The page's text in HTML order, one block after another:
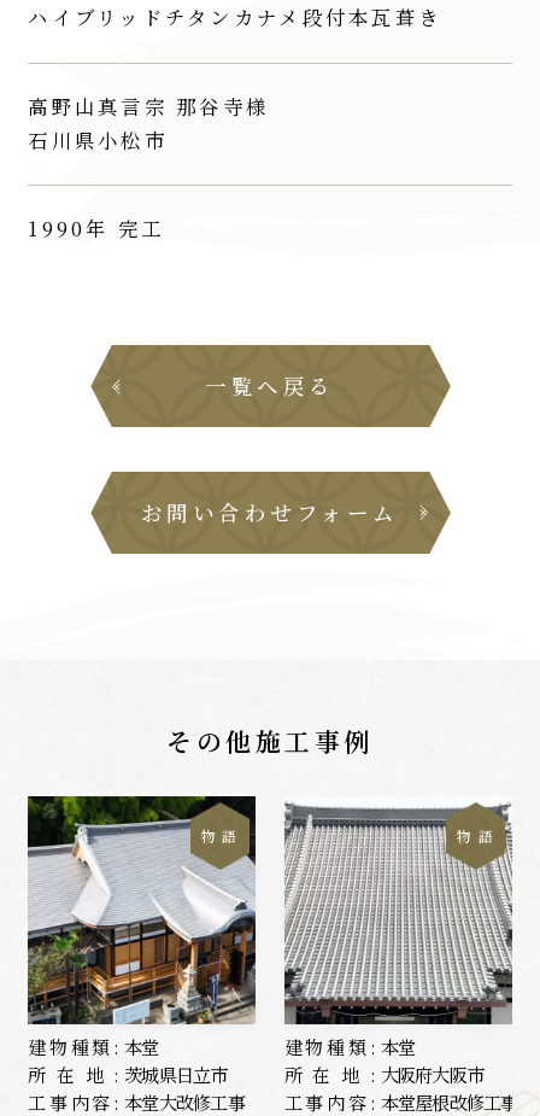
ハイブリッドチタンカナメ段付本瓦葺き
高野山真言宗 那谷寺様
石川県小松市
1990年 完工
一覧へ戻る
お問い合わせフォーム
その他施工事例
物 語
建物種類: 本堂
所在地: 茨城県日立市
工事内容: 本堂大改修工事
物 語
建物種類: 本堂
所在地: 大阪府大阪市
工事内容: 本堂屋根改修工事